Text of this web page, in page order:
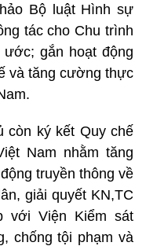
Bộ luật Hình sự
tác cho Chu trình
gắn hoạt động
và tăng cường thực
còn ký kết Quy chế
Nam nhằm tăng
truyền thông về
giải quyết KN,TC
với Viện Kiểm sát
chống tội phạm và